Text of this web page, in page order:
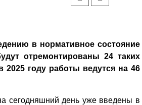
в нормативное состояние
отремонтированы 24 таких
году работы ведутся на 46
сегодняшний день уже введены в